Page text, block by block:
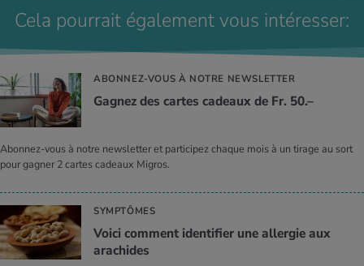
Cela pourrait également vous intéresser:
ABONNEZ-VOUS À NOTRE NEWSLETTER
Gagnez des cartes cadeaux de Fr. 50.–
Abonnez-vous à notre newsletter et participez chaque mois à un tirage au sort
pour gagner 2 cartes cadeaux Migros.
SYMPTÔMES
Voici comment identifier une allergie aux
arachides